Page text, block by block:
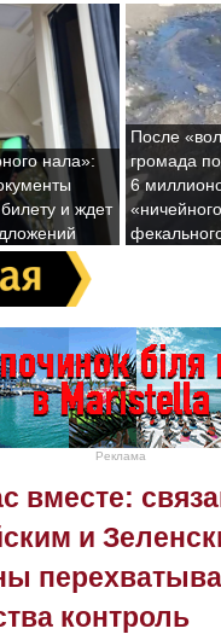
нала»:
и ждет
После
громада
6
Реклама
вместе:
и
контроль